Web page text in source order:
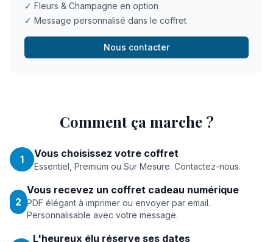
✓ Fleurs & Champagne en option
✓ Message personnalisé dans le coffret
Nous contacter
Comment ça marche ?
1 Vous choisissez votre coffret
Essentiel, Premium ou Sur Mesure. Contactez-nous.
2
Vous recevez un coffret cadeau numérique
PDF élégant à imprimer ou envoyer par email.
Personnalisable avec votre message.
L'heureux élu réserve ses dates